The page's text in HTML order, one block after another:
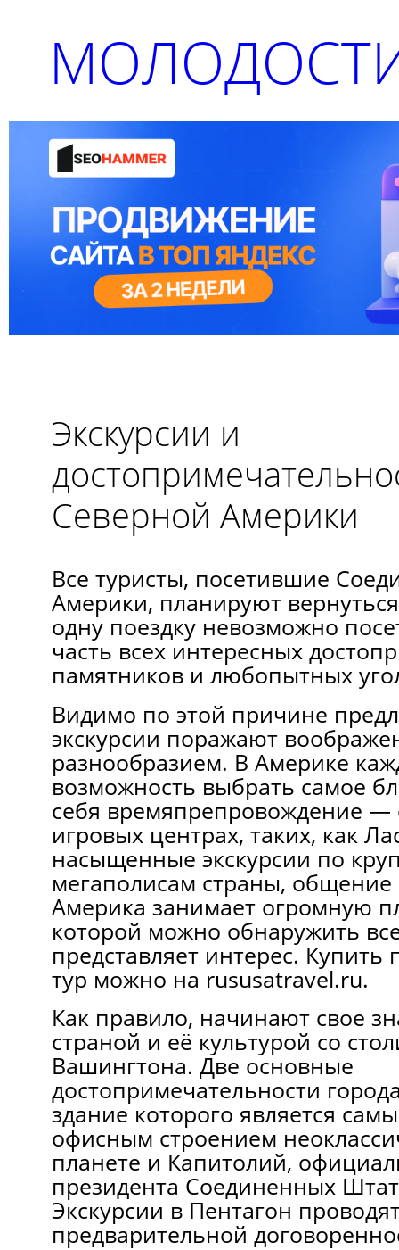
Экскурсии и
Северной Америки
Все туристы, посетившие
Америки, планируют
одну поездку невозможно
часть всех интересных
памятников и любопытных
Видимо по этой причине
экскурсии поражают
разнообразием. В Америке
возможность выбрать самое
себя времяпрепровождение —
игровых центрах, таких, как
насыщенные экскурсии по
мегаполисам страны,
Америка занимает огромную
которой можно обнаружить
представляет интерес.
тур можно на rususatravel.ru.
Как правило, начинают свое
страной и её культурой со
Вашингтона. Две основные
достопримечательности
здание которого является
офисным строением
планете и Капитолий,
президента Соединенных
Экскурсии в Пентагон
предварительной